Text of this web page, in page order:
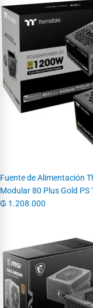
Fuente de Alimentación
Modular 80 Plus Gold PS
₲ 1.208.000